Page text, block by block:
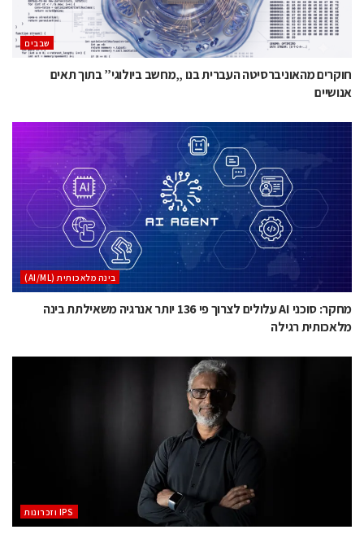
‫שבבים‬
חוקרים מהאוניברסיטה העברית בנו „מחשב ביולוגי” בתוך תאים
אנושיים
בינה מלאכותית (AI/ML)
מחקר: סוכני AI עלולים לצרוך פי 136 יותר אנרגיה משאילתת בינה
מלאכותית רגילה